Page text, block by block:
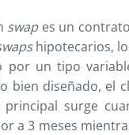
swapes un
hipotecarios,
por un tipo
bien diseñado, el
principal surge
a 3 meses